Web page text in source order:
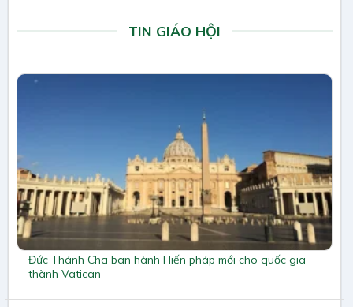
TIN GIÁO HỘI
Đức Thánh Cha ban hành Hiến pháp mới cho quốc gia
thành Vatican